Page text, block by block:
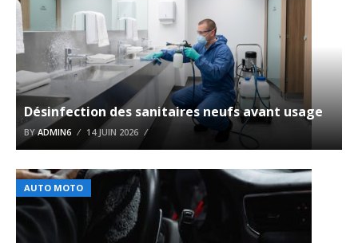
Désinfection des sanitaires neufs avant usage
BYADMIN6 14 JUIN 2026
AUTO MOTO